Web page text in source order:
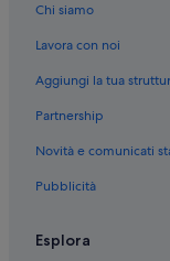
Chi siamo
Lavora con noi
Aggiungi la tua
Partnership
Novità e comunicati
Pubblicità
Esplora